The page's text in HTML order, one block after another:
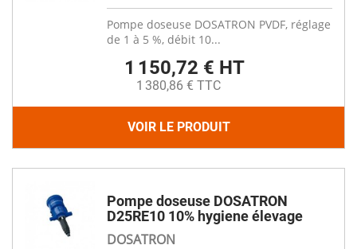
Pompe doseuse DOSATRON PVDF, réglage
de 1 à 5 %, débit 10...
1 150,72 € HT
1 380,86 € TTC
VOIR LE PRODUIT
Pompe doseuse DOSATRON
D25RE10 10% hygiene élevage
DOSATRON